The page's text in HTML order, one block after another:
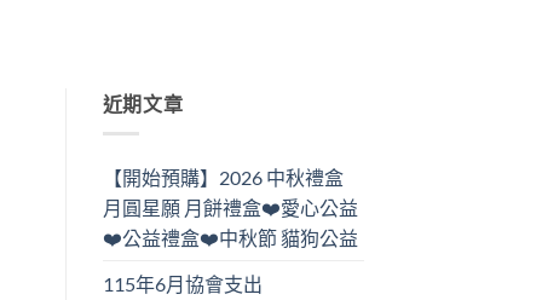
近期文章
【開始預購】2026 中秋禮盒
月圓星願 月餅禮盒❤️愛心公益
❤️公益禮盒❤️中秋節 貓狗公益
115年6月協會支出